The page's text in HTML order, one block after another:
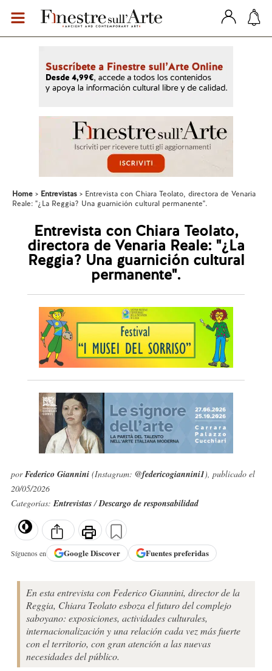
Home Entrevistas
Entrevista con Chiara Teolato, directora de Venaria
Reale: "¿La Reggia? Una guarnición cultural permanente".
Entrevista con Chiara Teolato,
directora de Venaria Reale: "¿La
Reggia? Una guarnición cultural
permanente".
porFederico Giannini(Instagram: @federicogiannini1), publicado el
20/05/2026
Categorías:Entrevistas/Descargo de responsabilidad
Síguenos en GoogleDiscover Fuentes preferidas
En esta entrevista con Federico Giannini, director de la
Reggia, Chiara Teolato esboza el futuro del complejo
saboyano: exposiciones, actividades culturales,
internacionalización y una relación cada vez más fuerte
con el territorio, con gran atención a las nuevas
necesidades del público.